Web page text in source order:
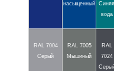
насыщенный Синяя
вода
RAL 7004
Серый
RAL 7005
Мышиный
RAL
7024